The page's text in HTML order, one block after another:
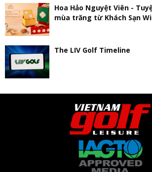
Hoa Hảo Nguyệt Viên -
mùa trăng từ Khách Sạn
The LIV Golf Timeline